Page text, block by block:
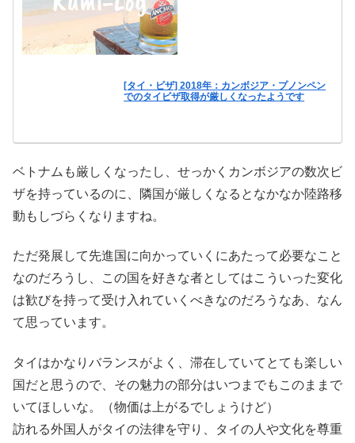
[タイ・ビザ] 2018年：カンボジア・プノンペン
でのタイビザ取得が厳しくなったようです
ベトナムも厳しくなったし、せっかくカンボジアの数次ビ
ザを持っているのに、隣国が厳しくなるとなかなか陸路移
動もしづらくなりますね。
ただ発展して先進国に向かっていくにあたって必要なこと
なのだろうし、この国を好きな者としてはこういった変化
は歓びを持って受け入れていくべきなのだろうなあ、なん
て思っています。
タイはかなりバランスがよく、滞在していてとても楽しい
国だと思うので、その魅力の部分はいつまでもこのままで
いてほしいな。（物価は上がるでしょうけど）
訪れる外国人がタイの法律を守り、タイの人や文化を尊重